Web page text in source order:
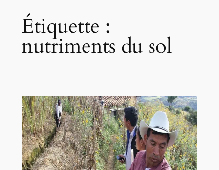
Étiquette :
nutriments du sol